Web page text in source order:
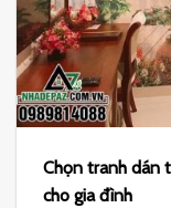
Chọn tranh dán
cho gia đình